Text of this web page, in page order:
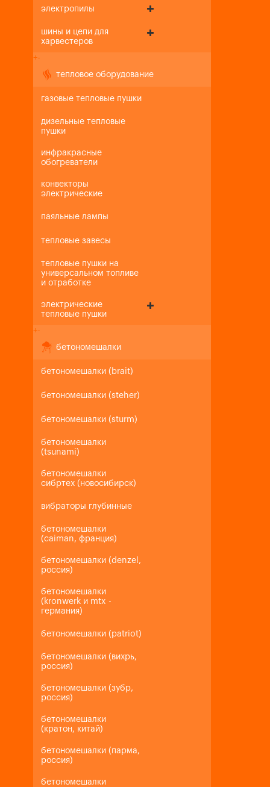
электропилы
шины и цепи для
харвестеров
+-
тепловое оборудование
газовые тепловые пушки
дизельные тепловые
пушки
инфракрасные
обогреватели
конвекторы
электрические
паяльные лампы
тепловые завесы
тепловые пушки на
универсальном топливе
и отработке
электрические
тепловые пушки
+-
бетономешалки
бетономешалки (brait)
бетономешалки (steher)
бетономешалки (sturm)
бетономешалки
(tsunami)
бетономешалки
сибртех (новосибирск)
вибраторы глубинные
бетономешалки
(caiman, франция)
бетономешалки (denzel,
россия)
бетономешалки
(kronwerk и mtx -
германия)
бетономешалки (patriot)
бетономешалки (вихрь,
россия)
бетономешалки (зубр,
россия)
бетономешалки
(кратон, китай)
бетономешалки (парма,
россия)
бетономешалки